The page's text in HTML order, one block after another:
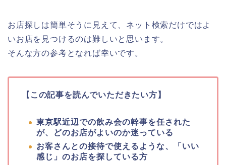
お店探しは簡単そうに見えて、ネット検索だけではよ
いお店を見つけるのは難しいと思います。
そんな方の参考となれば幸いです。
【この記事を読んでいただきたい方】
東京駅近辺での飲み会の幹事を任された
が、どのお店がよいのか迷っている
お客さんとの接待で使えるような、「いい
感じ」のお店を探している方